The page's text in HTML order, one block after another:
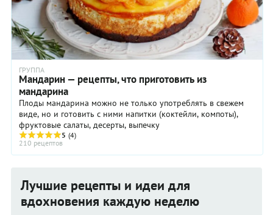
ГРУППА
Мандарин — рецепты, что приготовить из
мандарина
Плоды мандарина можно не только употреблять в свежем
виде, но и готовить с ними напитки (коктейли, компоты),
фруктовые салаты, десерты, выпечку
5 (4)
210 рецептов
Лучшие рецепты и идеи для
вдохновения каждую неделю